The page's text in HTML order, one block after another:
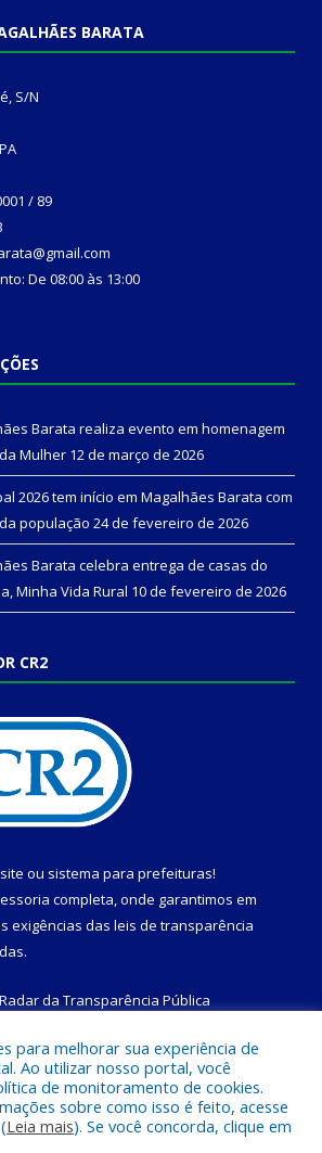
BARATA
S/N
/ 89
De 08:00 às 13:00
Barata realiza evento em homenagem
Mulher 12 de março de 2026
2026 tem início em Magalhães Barata com
população 24 de fevereiro de 2026
Barata celebra entrega de casas do
Minha Vida Rural 10 de fevereiro de 2026
CR2
ou sistema para prefeituras!
completa, onde garantimos em
exigências das leis de transparência
Radar da Transparência Pública
reservados a Prefeitura Municipal de
Magalhães Barata.
para melhorar sua experiência de
Ao utilizar nosso portal, você
de monitoramento de cookies.
sobre como isso é feito, acesse
Leia mais). Se você concorda, clique em